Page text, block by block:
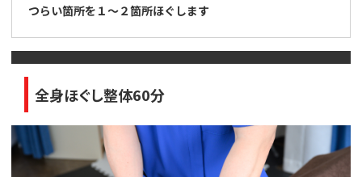
つらい箇所を１〜２箇所ほぐします
全身ほぐし整体60分